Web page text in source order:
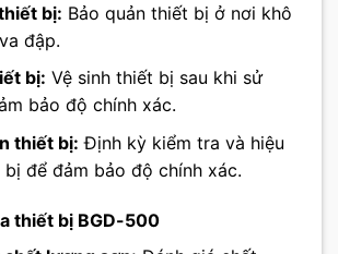
bị: Bảo quản thiết bị ở nơi khô
đập.
bị: Vệ sinh thiết bị sau khi sử
bảo độ chính xác.
thiết bị: Định kỳ kiểm tra và hiệu
để đảm bảo độ chính xác.
thiết bị BGD-500